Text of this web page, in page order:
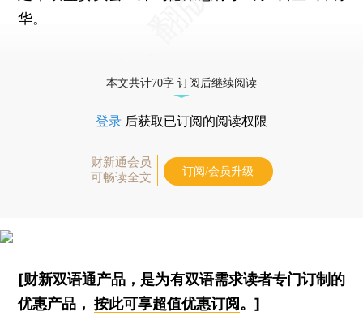
华。
本文共计70字 订阅后继续阅读
登录 后获取已订阅的阅读权限
财新通会员
可畅读全文
订阅/会员升级
[财新双语通产品，是为有双语需求读者专门订制的
优惠产品，按此可享超值优惠订阅 。]